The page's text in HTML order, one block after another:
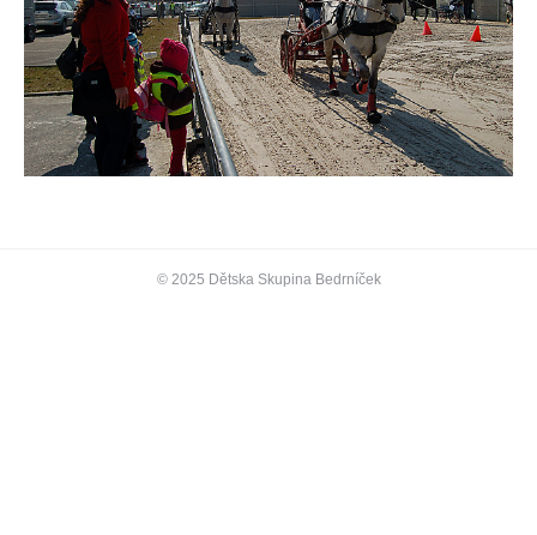
© 2025 Dětska Skupina Bedrníček